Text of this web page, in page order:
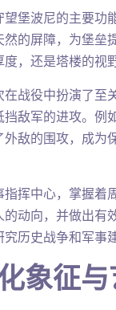
堡波尼的主要
的屏障，为堡
，还是塔楼的视
战役中扮演了
敌军的进攻。
敌的围攻，成为
挥中心，掌握
动向，并做出
历史战争和军事
象征